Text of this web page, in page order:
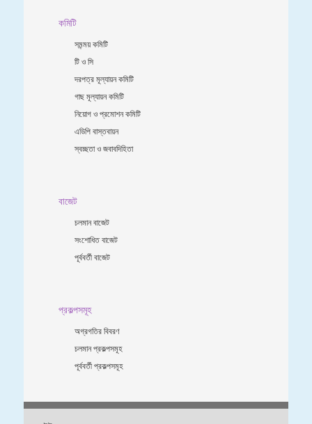
কমিটি
সমন্ময় কমিটি
টি ও সি
দরপত্র মূল্যায়ন কমিটি
গাছ মূল্যায়ন কমিটি
নিয়োগ ও প্রমোশন কমিটি
এডিপি বাস্তবায়ন
স্বচ্ছতা ও জবাবদিহিতা
বাজেট
চলমান বাজেট
সংশোধিত বাজেট
পূর্ববর্তী বাজেট
প্রকল্পসমূহ
অগ্রগতির বিবরণ
চলমান প্রকল্পসমূহ
পূর্ববর্তী প্রকল্পসমূহ